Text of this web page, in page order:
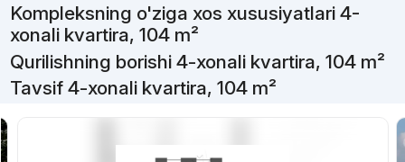
Kompleksning o'ziga xos xususiyatlari 4-
xonali kvartira, 104 m²
Qurilishning borishi 4-xonali kvartira, 104 m²
Tavsif 4-xonali kvartira, 104 m²